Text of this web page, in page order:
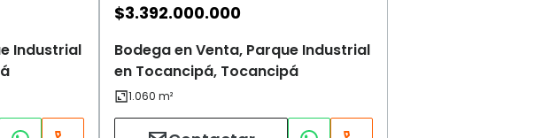
Industrial
$3.392.000.000
Bodega en Venta, Parque Industrial
en Tocancipá, Tocancipá